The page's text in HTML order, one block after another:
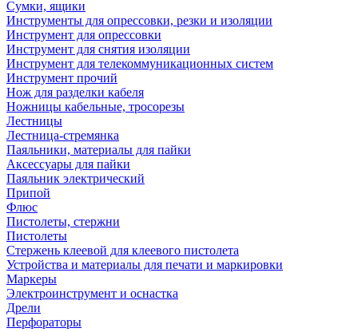
Сумки, ящики
Инструменты для опрессовки, резки и изоляции
Инструмент для опрессовки
Инструмент для снятия изоляции
Инструмент для телекоммуникационных систем
Инструмент прочий
Нож для разделки кабеля
Ножницы кабельные, тросорезы
Лестницы
Лестница-стремянка
Паяльники, материалы для пайки
Аксессуары для пайки
Паяльник электрический
Припой
Флюс
Пистолеты, стержни
Пистолеты
Стержень клеевой для клеевого пистолета
Устройства и материалы для печати и маркировки
Маркеры
Электроинструмент и оснастка
Дрели
Перфораторы